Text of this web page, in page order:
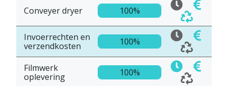
Conveyer dryer 100%
Invoerrechten en
verzendkosten
100%
Filmwerk
oplevering
100%